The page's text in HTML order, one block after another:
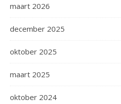
maart 2026
december 2025
oktober 2025
maart 2025
oktober 2024